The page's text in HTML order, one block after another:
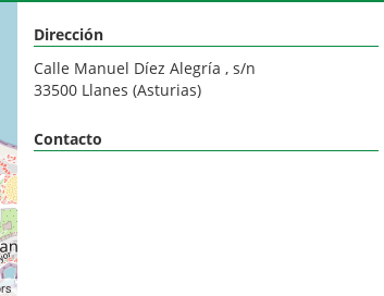
Dirección
Calle Manuel Díez Alegría , s/n
33500 Llanes (Asturias)
Contacto